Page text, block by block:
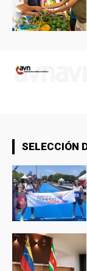
SELECCIÓN